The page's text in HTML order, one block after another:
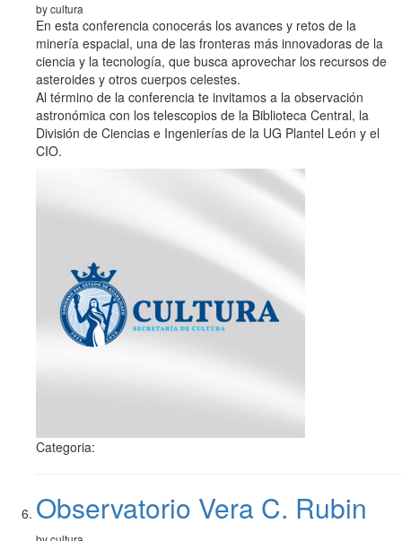
by cultura
En esta conferencia conocerás los avances y retos de la
minería espacial, una de las fronteras más innovadoras de la
ciencia y la tecnología, que busca aprovechar los recursos de
asteroides y otros cuerpos celestes.
Al término de la conferencia te invitamos a la observación
astronómica con los telescopios de la Biblioteca Central, la
División de Ciencias e Ingenierías de la UG Plantel León y el
CIO.
Categoria:
Observatorio Vera C. Rubin